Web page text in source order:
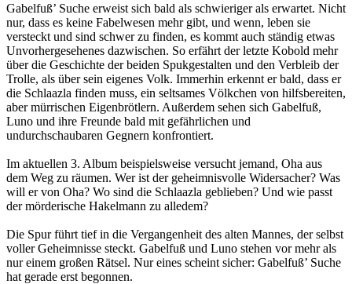
Gabelfuß’ Suche erweist sich bald als schwieriger als erwartet. Nicht
nur, dass es keine Fabelwesen mehr gibt, und wenn, leben sie
versteckt und sind schwer zu finden, es kommt auch ständig etwas
Unvorhergesehenes dazwischen. So erfährt der letzte Kobold mehr
über die Geschichte der beiden Spukgestalten und den Verbleib der
Trolle, als über sein eigenes Volk. Immerhin erkennt er bald, dass er
die Schlaazla finden muss, ein seltsames Völkchen von hilfsbereiten,
aber mürrischen Eigenbrötlern. Außerdem sehen sich Gabelfuß,
Luno und ihre Freunde bald mit gefährlichen und
undurchschaubaren Gegnern konfrontiert.
Im aktuellen 3. Album beispielsweise versucht jemand, Oha aus
dem Weg zu räumen. Wer ist der geheimnisvolle Widersacher? Was
will er von Oha? Wo sind die Schlaazla geblieben? Und wie passt
der mörderische Hakelmann zu alledem?
Die Spur führt tief in die Vergangenheit des alten Mannes, der selbst
voller Geheimnisse steckt. Gabelfuß und Luno stehen vor mehr als
nur einem großen Rätsel. Nur eines scheint sicher: Gabelfuß’ Suche
hat gerade erst begonnen.